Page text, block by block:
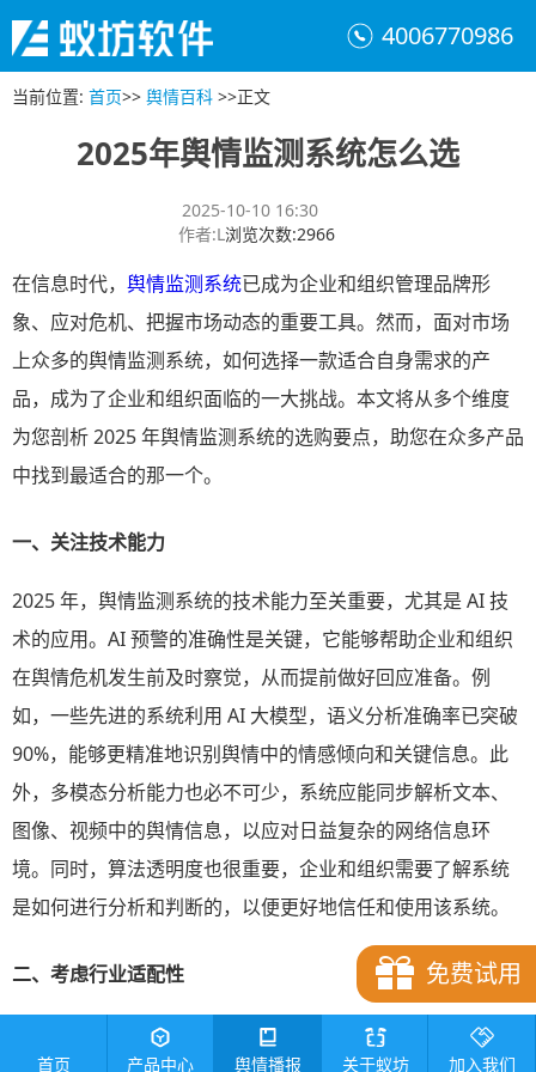
4006770986
当前位置: 首页>> 舆情百科 >>正文
2025年舆情监测系统怎么选
2025-10-10 16:30
作者:L浏览次数:2966
在信息时代， 舆情监测系统已成为企业和组织管理品牌形
象、应对危机、把握市场动态的重要工具。然而，面对市场
上众多的舆情监测系统，如何选择一款适合自身需求的产
品，成为了企业和组织面临的一大挑战。本文将从多个维度
为您剖析 2025 年舆情监测系统的选购要点，助您在众多产品
中找到最适合的那一个。
一、关注技术能力
2025 年，舆情监测系统的技术能力至关重要，尤其是 AI 技
术的应用。AI 预警的准确性是关键，它能够帮助企业和组织
在舆情危机发生前及时察觉，从而提前做好回应准备。例
如，一些先进的系统利用 AI 大模型，语义分析准确率已突破
90%，能够更精准地识别舆情中的情感倾向和关键信息。此
外，多模态分析能力也必不可少，系统应能同步解析文本、
图像、视频中的舆情信息，以应对日益复杂的网络信息环
境。同时，算法透明度也很重要，企业和组织需要了解系统
是如何进行分析和判断的，以便更好地信任和使用该系统。
二、考虑行业适配性
不同的企业和组织有不同的业务场景和需求，因此选择舆情
免费试用
首页 产品中心 舆情播报 关于蚁坊 加入我们